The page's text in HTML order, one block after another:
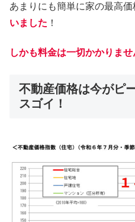
あまりにも簡単に家の最高
いました ！
しかも料金は一切かかりませ
不動産価格は今がピ
スゴイ！